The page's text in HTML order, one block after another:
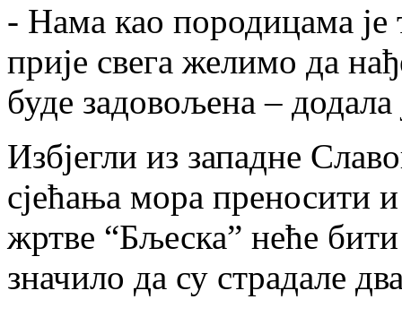
- Нама као породицама
прије свега желимо да
буде задовољена –
Избјегли из западне
сјећања мора преносити
жртве “Бљеска” неће
значило да су страдале